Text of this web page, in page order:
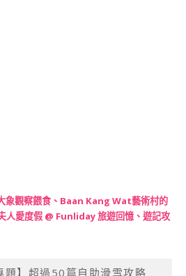
象觀察餵食、Baan Kang Wat藝術村的
人愛度假 @ Funliday 旅遊回憶、遊記攻
題】超過50篇自助滑雪攻略